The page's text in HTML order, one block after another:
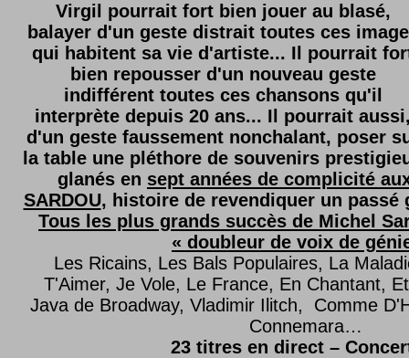
Virgil pourrait fort bien jouer au blasé,
balayer d'un geste distrait toutes ces
qui habitent sa vie d'artiste... Il pourrait
bien repousser d'un nouveau geste
indifférent toutes ces chansons qu'il
interprète depuis 20 ans... Il pourrait
d'un geste faussement nonchalant, poser
la table une pléthore de souvenirs
glanés en sept années de complicité
SARDOU, histoire de revendiquer un passé
Tous les plus grands succès de Michel
« doubleur de voix de
Les Ricains, Les Bals Populaires, La
T'Aimer, Je Vole, Le France, En Chantant,
Java de Broadway, Vladimir Ilitch, Comme
Connemara…
23 titres en direct –